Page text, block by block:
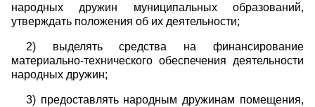
народных дружин муниципальных образований,
утверждать положения об их деятельности;
2) выделять средства на финансирование
материально-технического обеспечения деятельности
народных дружин;
3) предоставлять народным дружинам помещения,